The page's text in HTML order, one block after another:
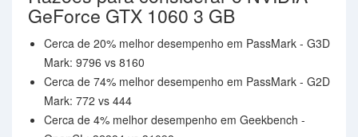
GeForce GTX 1060 3 GB
Cerca de 20% melhor desempenho em PassMark - G3D
Mark: 9796 vs 8160
Cerca de 74% melhor desempenho em PassMark - G2D
Mark: 772 vs 444
Cerca de 4% melhor desempenho em Geekbench -